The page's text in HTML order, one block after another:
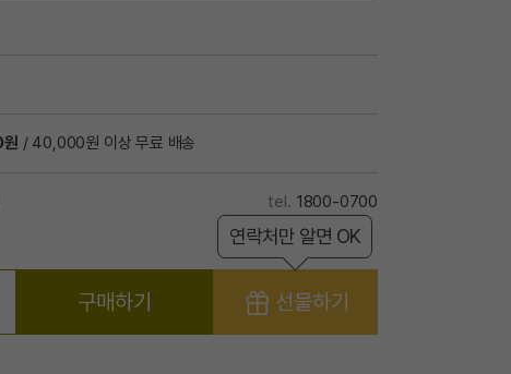
/ 40,000원 이상 무료 배송
1800-0700
구매하기 선물하기
연락처만 알면 OK